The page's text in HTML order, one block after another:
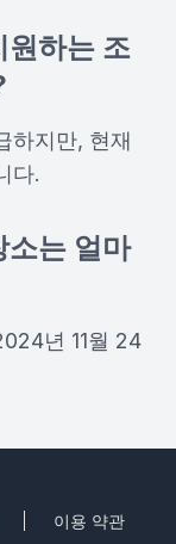
하는 조
하지만, 현재
다.
는 얼마
년 11월 24
이용 약관